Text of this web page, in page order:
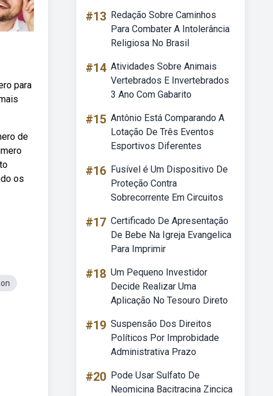
para
de
os
#13 Redação Sobre Caminhos
Para Combater A Intolerância
Religiosa No Brasil
#14 Atividades Sobre Animais
Vertebrados E Invertebrados
3 Ano Com Gabarito
#15 Antônio Está Comparando A
Lotação De Três Eventos
Esportivos Diferentes
#16 Fusível é Um Dispositivo De
Proteção Contra
Sobrecorrente Em Circuitos
#17 Certificado De Apresentação
De Bebe Na Igreja Evangelica
Para Imprimir
#18 Um Pequeno Investidor
Decide Realizar Uma
Aplicação No Tesouro Direto
#19 Suspensão Dos Direitos
Políticos Por Improbidade
Administrativa Prazo
#20 Pode Usar Sulfato De
Neomicina Bacitracina Zincica